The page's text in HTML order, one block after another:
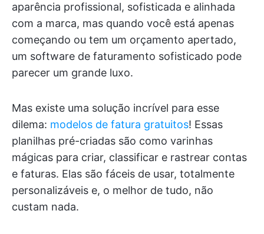
aparência profissional, sofisticada e alinhada
com a marca, mas quando você está apenas
começando ou tem um orçamento apertado,
um software de faturamento sofisticado pode
parecer um grande luxo.
Mas existe uma solução incrível para esse
dilema: modelos de fatura gratuitos! Essas
planilhas pré-criadas são como varinhas
mágicas para criar, classificar e rastrear contas
e faturas. Elas são fáceis de usar, totalmente
personalizáveis e, o melhor de tudo, não
custam nada.